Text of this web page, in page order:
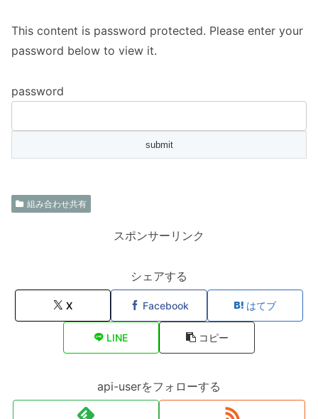
This content is password protected. Please enter your
password below to view it.
password
組み合わせ共有
スポンサーリンク
シェアする
X Facebook はてブ
LINE コピー
api-userをフォローする